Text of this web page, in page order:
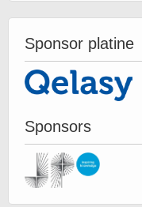
Sponsor platine
Sponsors